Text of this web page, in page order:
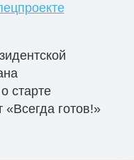
старте
«Всегда готов!»